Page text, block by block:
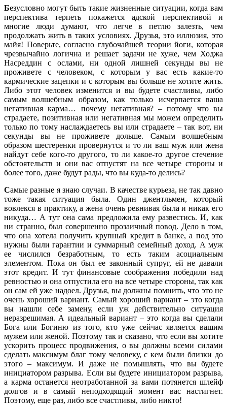
Безусловно могут быть такие жизненные ситуации, когда вам
перспектива терпеть покажется адской перспективой и
многие люди думают, что легче в петлю залезть, чем
продолжать жить в таких условиях. Друзья, это иллюзия, это
майя! Поверьте, согласно глубочайшей теории йоги, которая
чрезвычайно логична и решает задачи не хуже, чем Ходжа
Насреддин с ослами, ни одной лишней секунды вы не
проживете с человеком, с которым у вас есть какие-то
кармические зацепки и с которым вы больше не хотите жить.
Либо этот человек изменится и вы будете счастливы, либо
самым волшебным образом, как только исчерпается ваша
негативная карма… почему негативная? – потому что вы
страдаете, позитивная или негативная мы можем определить
только по тому наслаждаетесь вы или страдаете – так вот, ни
секунды вы не проживете дольше. Самым волшебным
образом шестеренки провернутся и то ли ваш муж или жена
найдут себе кого-то другого, то ли какое-то другое стечение
обстоятельств и они вас отпустят на все четыре стороны и
более того, даже будут рады, что вы куда-то делись?
Самые разные я знаю случаи. В качестве курьеза, не так давно
тоже такая ситуация была. Один джентльмен, который
вовлекся в практику, а жена очень ревнивая была и никак его
никуда… А тут она сама предложила ему развестись. И, как
ни странно, был совершенно прозаичный повод. Дело в том,
что она хотела получить крупный кредит в банке, а под это
нужны были гарантии и суммарный семейный доход. А муж
ее числился безработным, то есть таким асоциальным
элементом. Пока он был ее законный супруг, ей не давали
этот кредит. И тут финансовые соображения победили над
ревностью и она отпустила его на все четыре стороны, так как
он сам ей уже надоел. Друзья, вы должны помнить, что это не
очень хороший вариант. Самый хороший вариант – это когда
вы нашли себе замену, если уж действительно ситуация
неразрешимая. А идеальный вариант – это когда вы сделали
Бога или Богиню из того, кто уже сейчас является вашим
мужем или женой. Поэтому так и сказано, что если вы хотите
ускорить процесс продвижения, о вы должны всеми силами
сделать максимум благ тому человеку, с кем были близки до
этого – максимум. И даже не помышлять, что вы будете
инициатором разрыва. Если вы будете инициатором разрыва,
а карма останется неотработанной за вами потянется шлейф
долгов и в самый неподходящий момент вас настигнет.
Поэтому, еще раз, либо все счастливы, либо никто!